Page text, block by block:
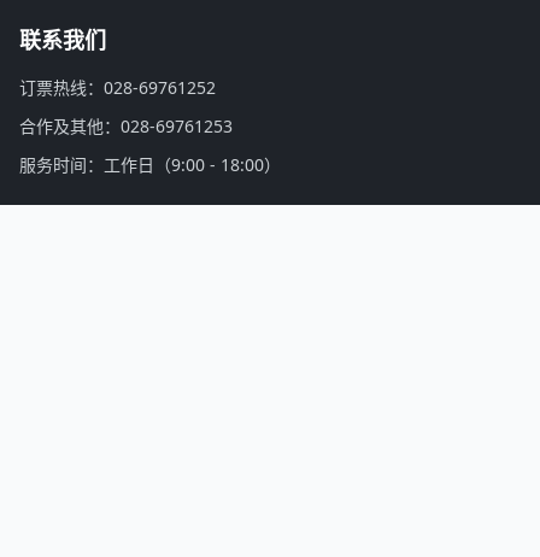
联系我们
订票热线：028-69761252
合作及其他：028-69761253
服务时间：工作日（9:00 - 18:00）